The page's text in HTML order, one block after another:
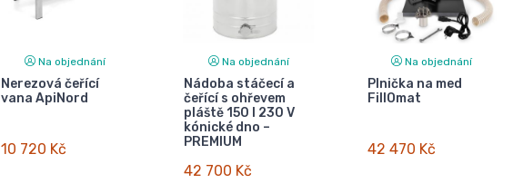
Na objednání
Nerezová čeřící
vana ApiNord
10 720 Kč
Na objednání
Nádoba stáčecí a
čeřící s ohřevem
pláště 150 l 230 V
kónické dno –
PREMIUM
42 700 Kč
Na objednání
Plnička na med
FillOmat
42 470 Kč